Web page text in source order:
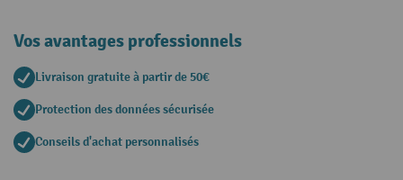
Vos avantages professionnels
Livraison gratuite à partir de 50€
Protection des données sécurisée
Conseils d'achat personnalisés